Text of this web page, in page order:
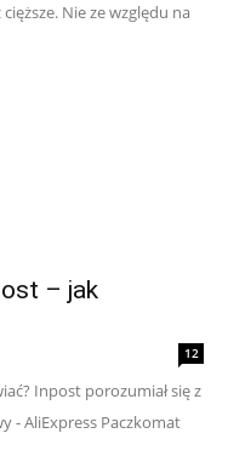
Nie ze względu na
– jak
12
Inpost porozumiał się z
- AliExpress Paczkomat